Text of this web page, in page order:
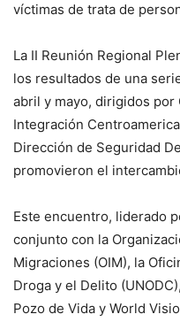
víctimas de trata de
La II Reunión Regional
los resultados de una
abril y mayo, dirigidos por
Integración
Dirección de Seguridad
promovieron el
Este encuentro, liderado
conjunto con la
Migraciones (OIM), la
Droga y el Delito
Pozo de Vida y World